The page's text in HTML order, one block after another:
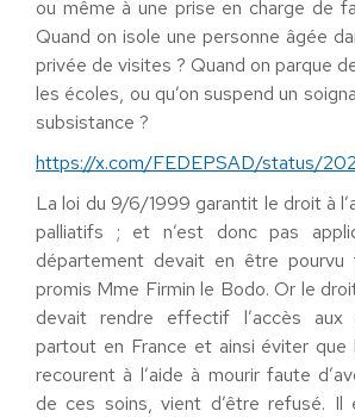
ou même à une prise en charge de
Quand on isole une personne âgée
privée de visites ? Quand on parque
les écoles, ou qu’on suspend un
subsistance ?
https://x.com/FEDEPSAD/status/
La loi du 9/6/1999 garantit le droit à
palliatifs ; et n’est donc pas
département devait en être
promis Mme Firmin le Bodo. Or le
devait rendre effectif l’accès aux
partout en France et ainsi éviter que
recourent à l’aide à mourir faute
de ces soins, vient d’être refusé. Il